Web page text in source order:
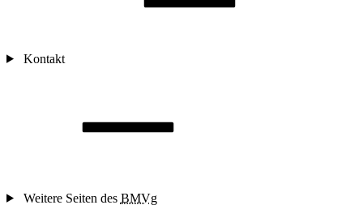
Kontakt
Weitere Seiten des BMVg